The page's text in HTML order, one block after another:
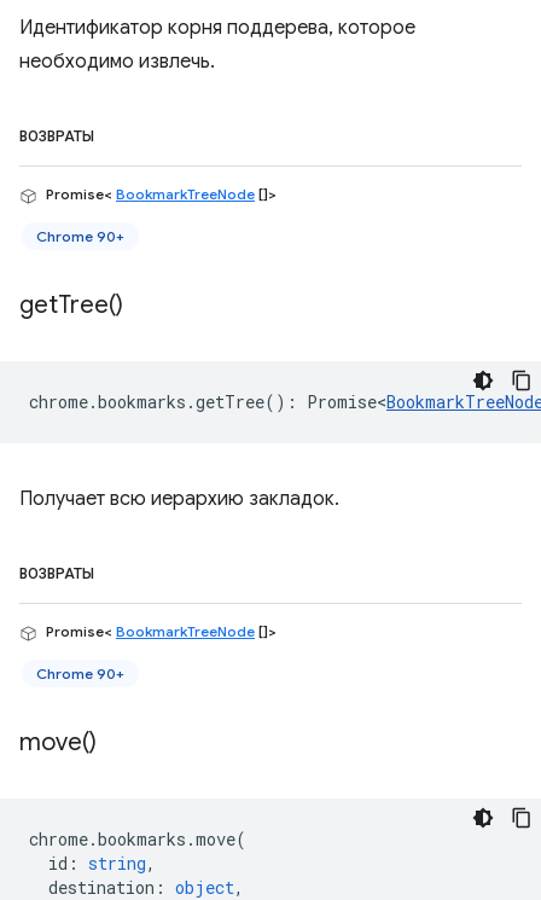
Идентификатор корня поддерева, которое
необходимо извлечь.
ВОЗВРАТЫ
Promise< BookmarkTreeNode []>
Chrome 90+
getTree()
chrome.bookmarks .getTree() : Promise<
Получает всю иерархию закладок.
ВОЗВРАТЫ
Promise< BookmarkTreeNode []>
Chrome 90+
move()
chrome.bookmarks .move(
id : string,
destination : object,